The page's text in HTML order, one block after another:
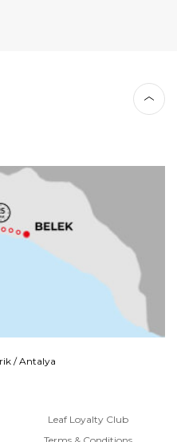
/ Antalya
Leaf Loyalty Club